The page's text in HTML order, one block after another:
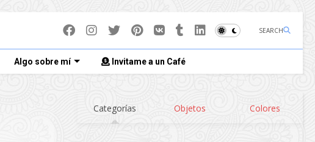
SEARCH
Algo sobre mí Invitame a un Café
Categorías Objetos Colores